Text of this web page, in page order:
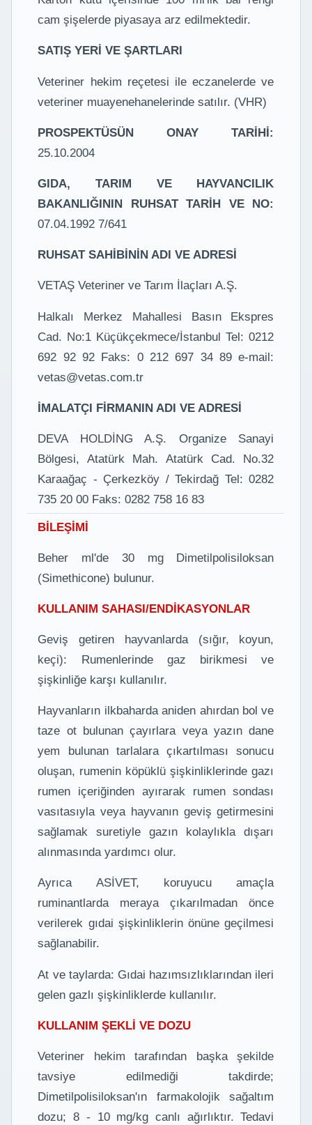
cam şişelerde piyasaya arz edilmektedir.
SATIŞ YERİ VE ŞARTLARI
Veteriner hekim reçetesi ile eczanelerde ve
veteriner muayenehanelerinde satılır. (VHR)
PROSPEKTÜSÜN ONAY TARİHİ:
25.10.2004
GIDA, TARIM VE HAYVANCILIK
BAKANLIĞININ RUHSAT TARİH VE NO:
07.04.1992 7/641
RUHSAT SAHİBİNİN ADI VE ADRESİ
VETAŞ Veteriner ve Tarım İlaçları A.Ş.
Halkalı Merkez Mahallesi Basın Ekspres
Cad. No:1 Küçükçekmece/İstanbul Tel: 0212
692 92 92 Faks: 0 212 697 34 89 e-mail:
vetas@vetas.com.tr
İMALATÇI FİRMANIN ADI VE ADRESİ
DEVA HOLDİNG A.Ş. Organize Sanayi
Bölgesi, Atatürk Mah. Atatürk Cad. No.32
Karaağaç - Çerkezköy / Tekirdağ Tel: 0282
735 20 00 Faks: 0282 758 16 83
BİLEŞİMİ
Beher ml'de 30 mg Dimetilpolisiloksan
(Simethicone) bulunur.
KULLANIM SAHASI/ENDİKASYONLAR
Geviş getiren hayvanlarda (sığır, koyun,
keçi): Rumenlerinde gaz birikmesi ve
şişkinliğe karşı kullanılır.
Hayvanların ilkbaharda aniden ahırdan bol ve
taze ot bulunan çayırlara veya yazın dane
yem bulunan tarlalara çıkartılması sonucu
oluşan, rumenin köpüklü şişkinliklerinde gazı
rumen içeriğinden ayırarak rumen sondası
vasıtasıyla veya hayvanın geviş getirmesini
sağlamak suretiyle gazın kolaylıkla dışarı
alınmasında yardımcı olur.
Ayrıca ASİVET, koruyucu amaçla
ruminantlarda meraya çıkarılmadan önce
verilerek gıdai şişkinliklerin önüne geçilmesi
sağlanabilir.
At ve taylarda: Gıdai hazımsızlıklarından ileri
gelen gazlı şişkinliklerde kullanılır.
KULLANIM ŞEKLİ VE DOZU
Veteriner hekim tarafından başka şekilde
tavsiye edilmediği takdirde;
Dimetilpolisiloksan'ın farmakolojik sağaltım
dozu; 8 - 10 mg/kg canlı ağırlıktır. Tedavi